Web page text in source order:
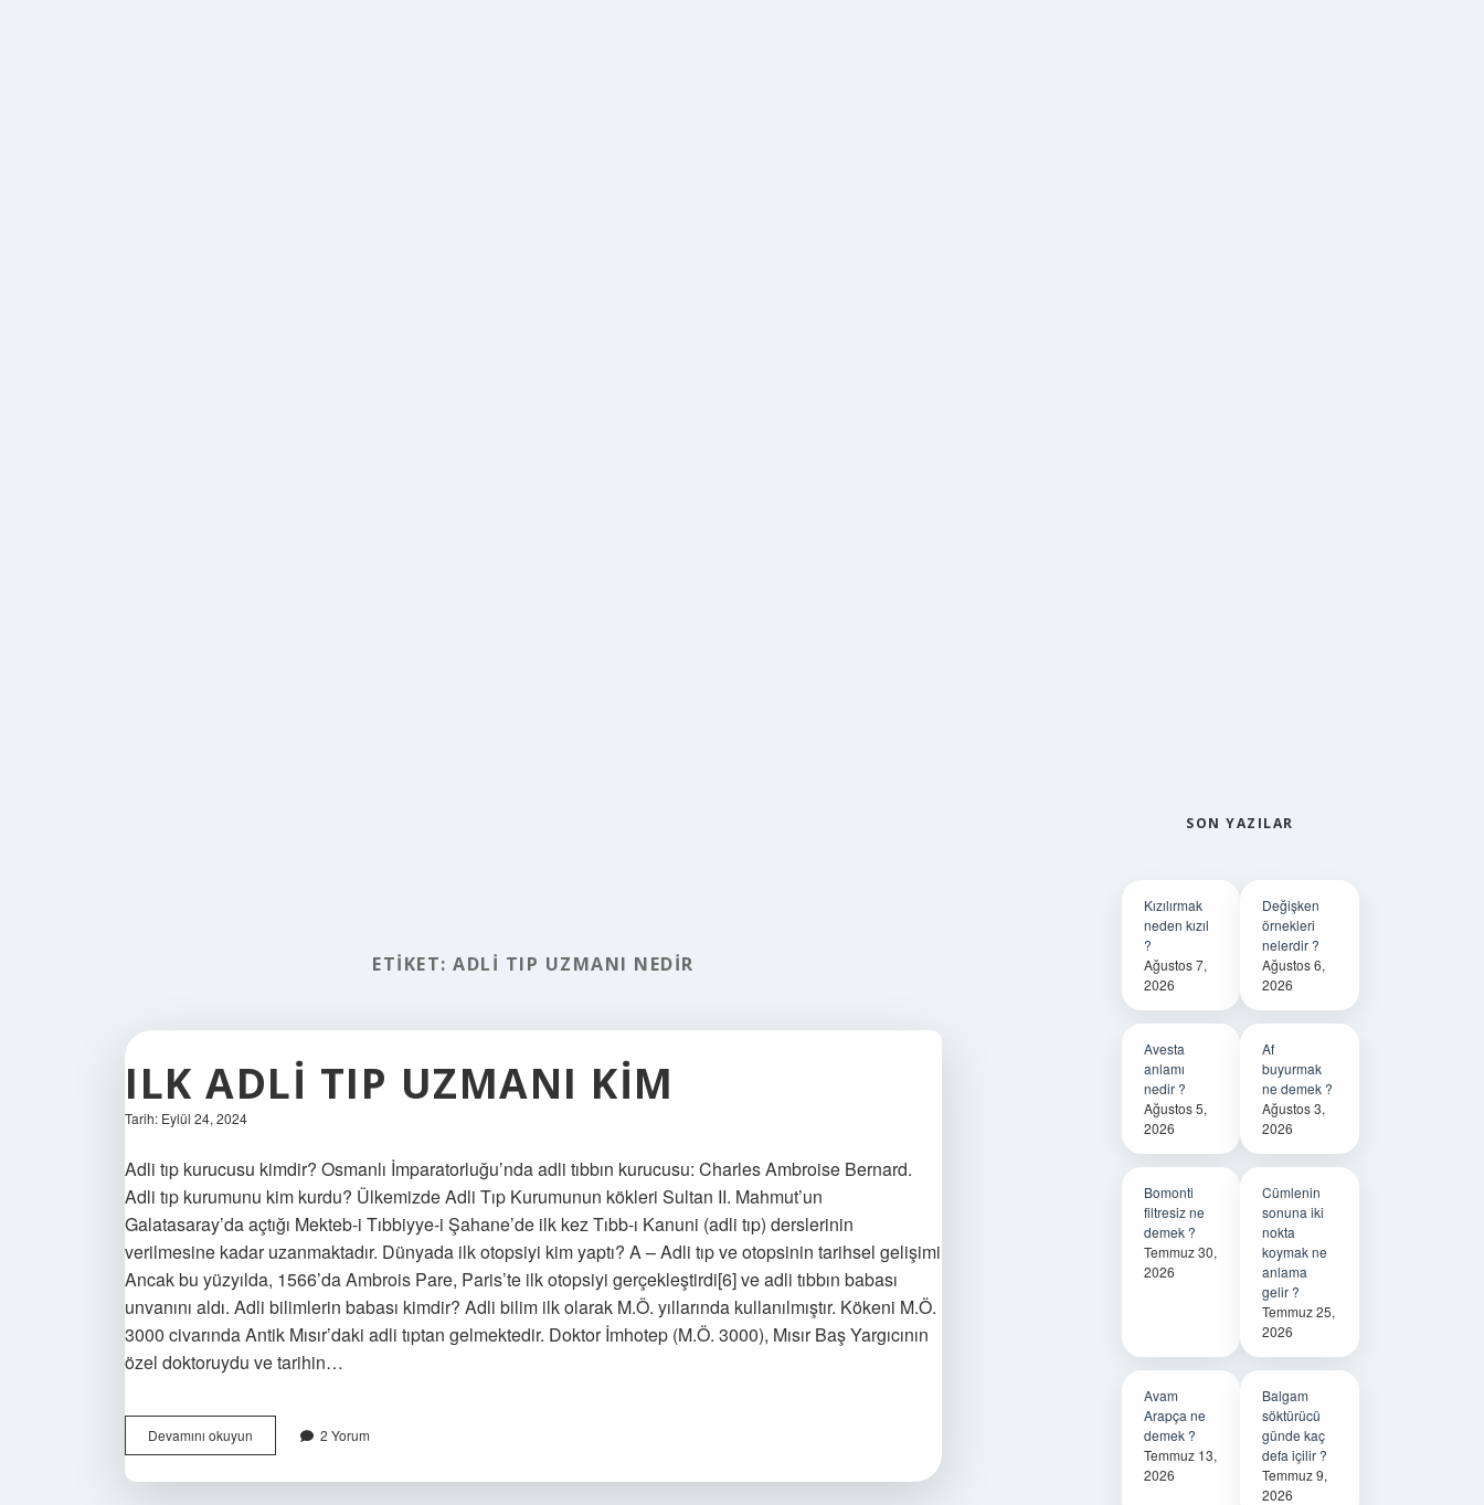
ETIKET:ADLI TIP UZMANI NEDIR
ILK ADLI TIP UZMANI KIM
Tarih: Eylül 24, 2024
Adli tıp kurucusu kimdir? Osmanlı İmparatorluğu’nda adli tıbbın kurucusu: Charles Ambroise Bernard.
Adli tıp kurumunu kim kurdu? Ülkemizde Adli Tıp Kurumunun kökleri Sultan II. Mahmut’un
Galatasaray’da açtığı Mekteb-i Tıbbiyye-i Şahane’de ilk kez Tıbb-ı Kanuni (adli tıp) derslerinin
verilmesine kadar uzanmaktadır. Dünyada ilk otopsiyi kim yaptı? A – Adli tıp ve otopsinin tarihsel gelişimi
Ancak bu yüzyılda, 1566’da Ambrois Pare, Paris’te ilk otopsiyi gerçekleştirdi[6] ve adli tıbbın babası
unvanını aldı. Adli bilimlerin babası kimdir? Adli bilim ilk olarak M.Ö. yıllarında kullanılmıştır. Kökeni M.Ö.
3000 civarında Antik Mısır’daki adli tıptan gelmektedir. Doktor İmhotep (M.Ö. 3000), Mısır Baş Yargıcının
özel doktoruydu ve tarihin…
Devamını okuyun
Adli
2 Yorum
SON YAZILAR
Kızılırmak
neden kızıl
?
Ağustos 7,
2026
Değişken
örnekleri
nelerdir ?
Ağustos 6,
2026
Avesta
anlamı
nedir ?
Ağustos 5,
2026
Af
buyurmak
ne demek ?
Ağustos 3,
2026
Bomonti
filtresiz ne
demek ?
Temmuz 30,
2026
Cümlenin
sonuna iki
nokta
koymak ne
anlama
gelir ?
Temmuz 25,
2026
Avam
Arapça ne
demek ?
Temmuz 13,
2026
Balgam
söktürücü
günde kaç
defa içilir ?
Temmuz 9,
2026